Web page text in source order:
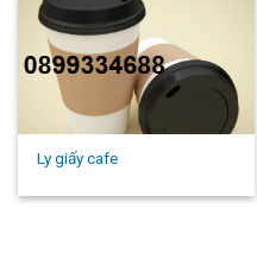
Ly giấy cafe